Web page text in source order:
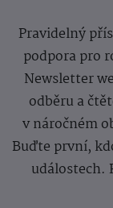
Pravidelný
podpora pro
Newsletter
odběru a
v náročném
Buďte první,
událostech.